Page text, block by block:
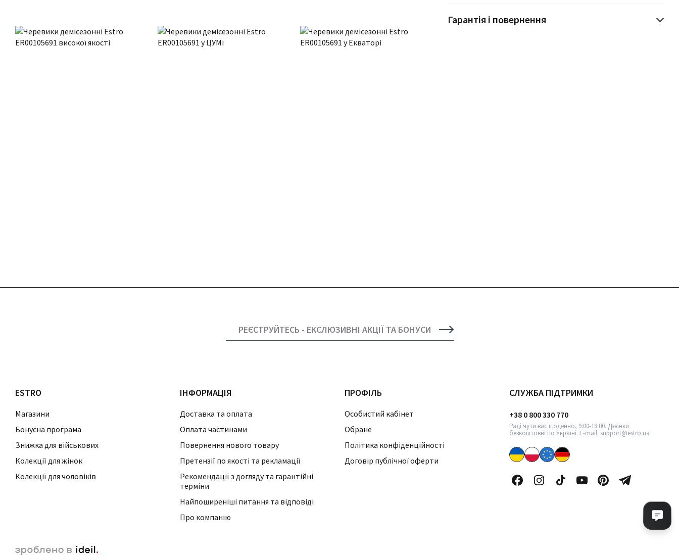
Гарантія і повернення
РЕЄСТРУЙТЕСЬ - ЕКСЛЮЗИВНІ АКЦІЇ ТА БОНУСИ
ESTRO
Магазини
Бонусна програма
Знижка для військових
Колекції для жінок
Колекції для чоловіків
ІНФОРМАЦІЯ
Доставка та оплата
Оплата частинами
Повернення нового товару
Претензії по якості та рекламації
Рекомендації з догляду та гарантійні
терміни
Найпоширеніші питання та відповіді
Про компанію
ПРОФІЛЬ
Особистий кабінет
Обране
Політика конфіденційності
Договір публічної оферти
СЛУЖБА ПІДТРИМКИ
+38 0 800 330 770
Раді чути вас щоденно, 9:00-18:00. Дзвінки
безкоштовні по Україні. E-mail: support@estro.ua